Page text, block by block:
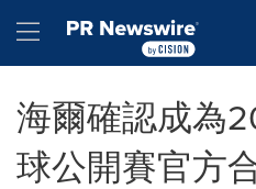
Hamburger menu
海爾確認成為
球公開賽官方